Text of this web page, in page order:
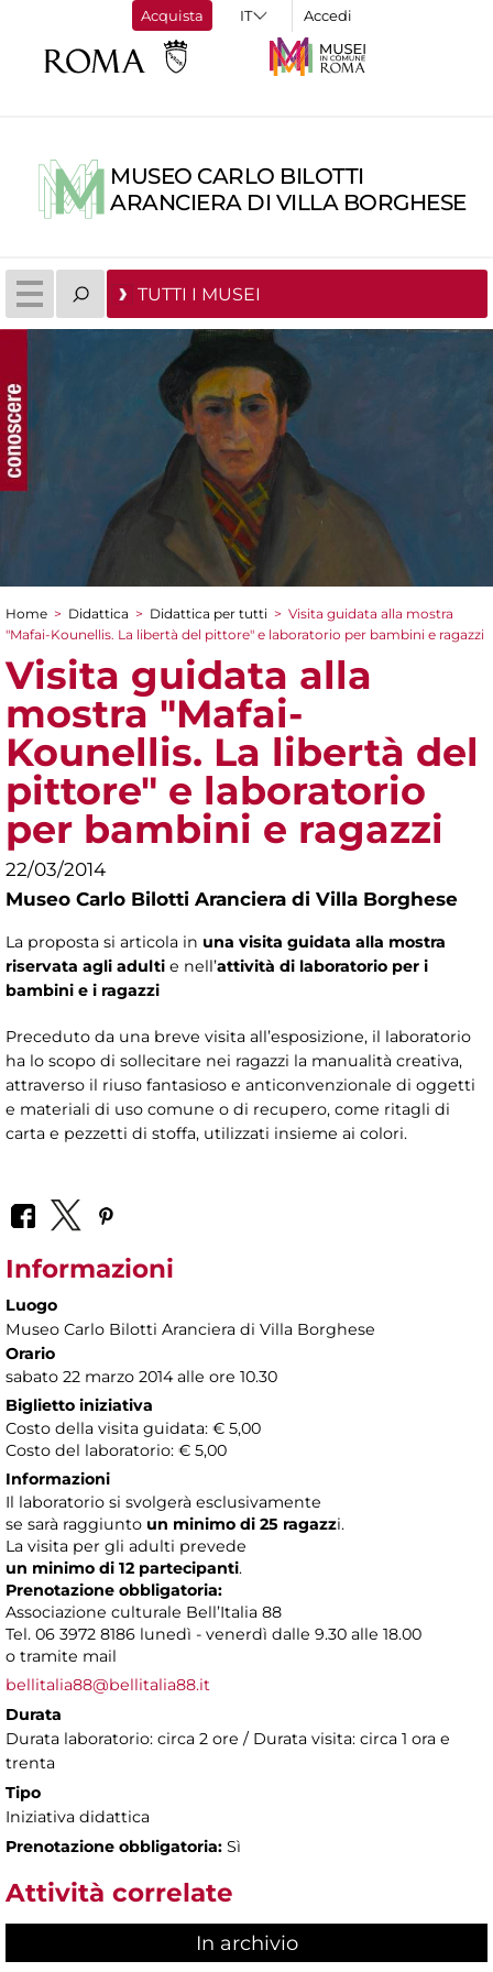
Acquista Accedi
MUSEO CARLO BILOTTI
ARANCIERA DI VILLA BORGHESE
TUTTI I MUSEI
Tu sei qui
Home > Didattica > Didattica per tutti > Visita guidata alla mostra
"Mafai-Kounellis. La libertà del pittore" e laboratorio per bambini e ragazzi
Visita guidata alla
mostra "Mafai-
Kounellis. La libertà del
pittore" e laboratorio
per bambini e ragazzi
22/03/2014
Museo Carlo Bilotti Aranciera di Villa Borghese
La proposta si articola in una visita guidata alla mostra
riservata agli adulti e nell’attività di laboratorio per i
bambini e i ragazzi
Preceduto da una breve visita all’esposizione, il laboratorio
ha lo scopo di sollecitare nei ragazzi la manualità creativa,
attraverso il riuso fantasioso e anticonvenzionale di oggetti
e materiali di uso comune o di recupero, come ritagli di
carta e pezzetti di stoffa, utilizzati insieme ai colori.
Informazioni
Luogo
Museo Carlo Bilotti Aranciera di Villa Borghese
Orario
sabato 22 marzo 2014 alle ore 10.30
Biglietto iniziativa
Costo della visita guidata: € 5,00
Costo del laboratorio: € 5,00
Informazioni
Il laboratorio si svolgerà esclusivamente
se sarà raggiunto un minimo di 25 ragazzi.
La visita per gli adulti prevede
un minimo di 12 partecipanti.
Prenotazione obbligatoria:
Associazione culturale Bell’Italia 88
Tel. 06 3972 8186 lunedì - venerdì dalle 9.30 alle 18.00
o tramite mail
bellitalia88@bellitalia88.it
Durata
Durata laboratorio: circa 2 ore / Durata visita: circa 1 ora e
trenta
Tipo
Iniziativa didattica
Prenotazione obbligatoria: Sì
Attività correlate
In archivio